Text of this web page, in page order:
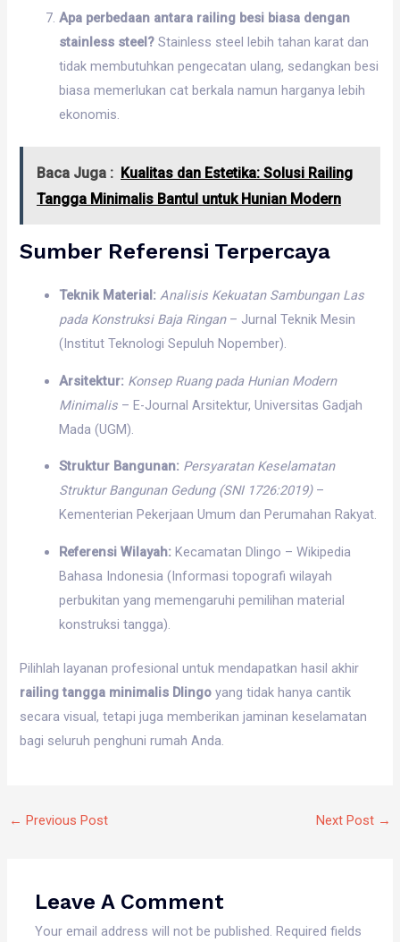
Apa perbedaan antara railing besi biasa dengan
stainless steel? Stainless steel lebih tahan karat dan
tidak membutuhkan pengecatan ulang, sedangkan besi
biasa memerlukan cat berkala namun harganya lebih
ekonomis.
Baca Juga : Kualitas dan Estetika: Solusi Railing
Tangga Minimalis Bantul untuk Hunian Modern
Sumber Referensi Terpercaya
Teknik Material: Analisis Kekuatan Sambungan Las
pada Konstruksi Baja Ringan– Jurnal Teknik Mesin
(Institut Teknologi Sepuluh Nopember).
Arsitektur: Konsep Ruang pada Hunian Modern
Minimalis – E-Journal Arsitektur, Universitas Gadjah
Mada (UGM).
Struktur Bangunan: Persyaratan Keselamatan
Struktur Bangunan Gedung (SNI 1726:2019)–
Kementerian Pekerjaan Umum dan Perumahan Rakyat.
Referensi Wilayah: Kecamatan Dlingo – Wikipedia
Bahasa Indonesia (Informasi topografi wilayah
perbukitan yang memengaruhi pemilihan material
konstruksi tangga).
Pilihlah layanan profesional untuk mendapatkan hasil akhir
railing tangga minimalis Dlingo yang tidak hanya cantik
secara visual, tetapi juga memberikan jaminan keselamatan
bagi seluruh penghuni rumah Anda.
← Previous Post Next Post →
Leave A Comment
Your email address will not be published. Required fields